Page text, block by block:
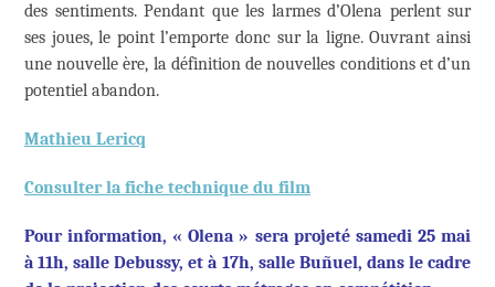
des sentiments. Pendant que les larmes d’Olena perlent sur
ses joues, le point l’emporte donc sur la ligne. Ouvrant ainsi
une nouvelle ère, la définition de nouvelles conditions et d’un
potentiel abandon.
Mathieu Lericq
Consulter la fiche technique du film
Pour information, « Olena » sera projeté samedi 25 mai
à 11h, salle Debussy, et à 17h, salle Buñuel, dans le cadre